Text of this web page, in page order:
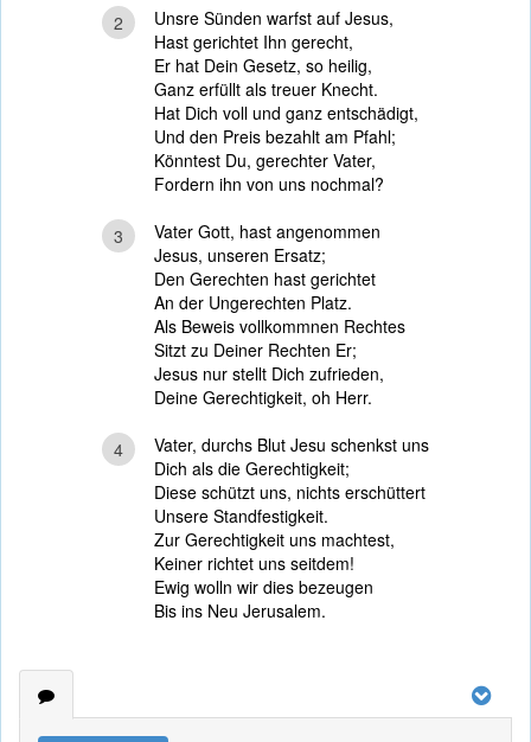
2
Unsre Sünden warfst auf Jesus,
Hast gerichtet Ihn gerecht,
Er hat Dein Gesetz, so heilig,
Ganz erfüllt als treuer Knecht.
Hat Dich voll und ganz entschädigt,
Und den Preis bezahlt am Pfahl;
Könntest Du, gerechter Vater,
Fordern ihn von uns nochmal?
3
Vater Gott, hast angenommen
Jesus, unseren Ersatz;
Den Gerechten hast gerichtet
An der Ungerechten Platz.
Als Beweis vollkommnen Rechtes
Sitzt zu Deiner Rechten Er;
Jesus nur stellt Dich zufrieden,
Deine Gerechtigkeit, oh Herr.
4
Vater, durchs Blut Jesu schenkst uns
Dich als die Gerechtigkeit;
Diese schützt uns, nichts erschüttert
Unsere Standfestigkeit.
Zur Gerechtigkeit uns machtest,
Keiner richtet uns seitdem!
Ewig wolln wir dies bezeugen
Bis ins Neu Jerusalem.